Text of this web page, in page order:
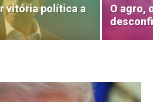
vitória política a
O agro,